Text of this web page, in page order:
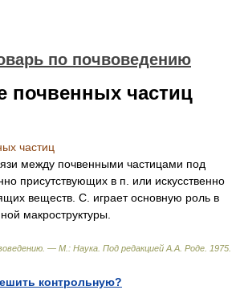
по почвоведению
почвенных частиц
частиц
между почвенными частицами под
присутствующих в п. или искусственно
веществ. С. играет основную роль в
макроструктуры.
— М.: Наука Под редакцией А.А. Роде 1975
контрольную?